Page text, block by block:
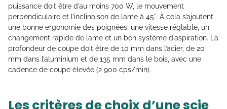
puissance doit être d’au moins 700 W, le mouvement
perpendiculaire et l’inclinaison de lame à 45°. À cela s’ajoutent
une bonne ergonomie des poignées, une vitesse réglable, un
changement rapide de lame et un bon système d’aspiration. La
profondeur de coupe doit être de 10 mm dans l’acier, de 20
mm dans l’aluminium et de 135 mm dans le bois, avec une
cadence de coupe élevée (2 900 cps/min).
Les critères de choix d’une scie